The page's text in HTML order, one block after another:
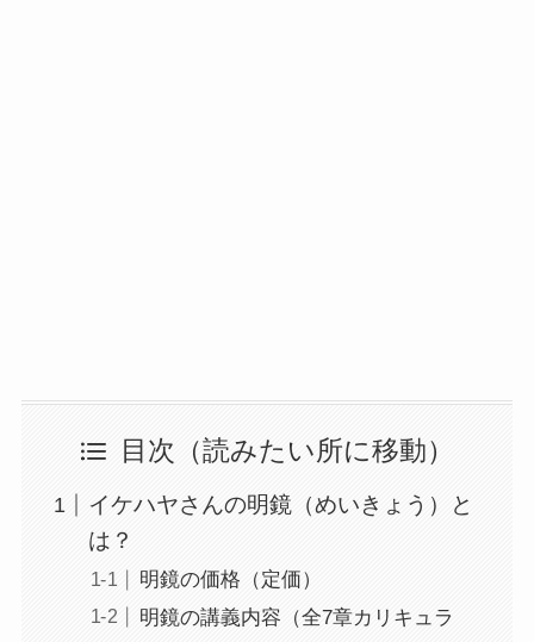
目次（読みたい所に移動）
イケハヤさんの明鏡（めいきょう）と
は？
明鏡の価格（定価）
明鏡の講義内容（全7章カリキュラ